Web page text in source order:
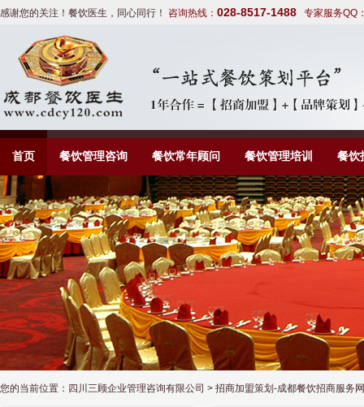
感谢您的关注！餐饮医生，同心同行！ 咨询热线： 028-8517-1488 专家服务QQ
首页 餐饮管理咨询 餐饮常年顾问 餐饮管理培训 餐饮
您的当前位置： 四川三顾企业管理咨询有限公司 > 招商加盟策划-成都餐饮招商服务网